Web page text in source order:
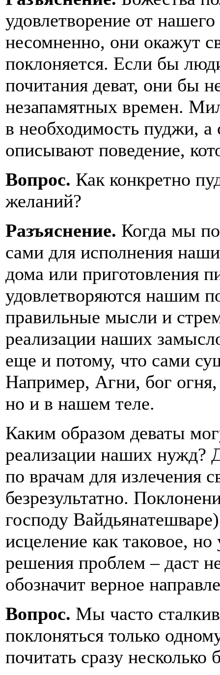
удовлетворение от
несомненно, они окажут
поклоняется. Если бы
почитания деват, они бы
незапамятных времен.
в необходимость пуджи,
описывают поведение,
Вопрос. Как конкретно
желаний?
Разъяснение. Когда мы
сами для исполнения
дома или приготовления
удовлетворяются нашим
правильные мысли и
реализации наших
еще и потому, что сами
Например, Агни, бог
но и в нашем теле.
Каким образом деваты
реализации наших нужд?
по врачам для излечения
безрезультатно.
господу
исцеление как таковое,
решения проблем – даст
обозначит верное
Вопрос. Мы часто
поклоняться только
почитать сразу несколько